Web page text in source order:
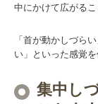
中にかけて広がるこ
「首が動かしづら
い」といった感覚を
集中し